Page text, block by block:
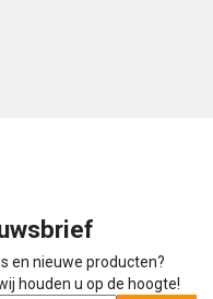
en nieuwe producten?
houden u op de hoogte!